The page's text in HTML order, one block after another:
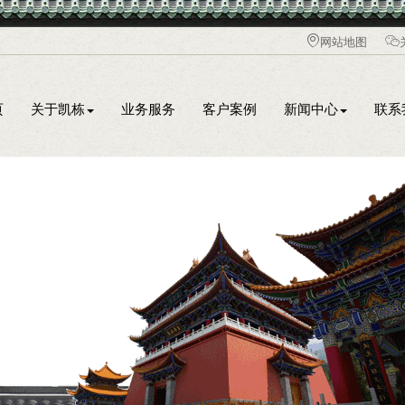
网站地图
关于凯栋 业务服务 客户案例 新闻中心 联系